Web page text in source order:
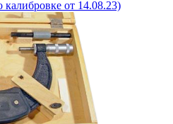
от 14.08.23)